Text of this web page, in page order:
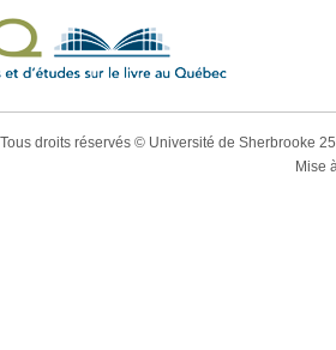
Tous droits réservés © Université de Sherbrooke
Mise